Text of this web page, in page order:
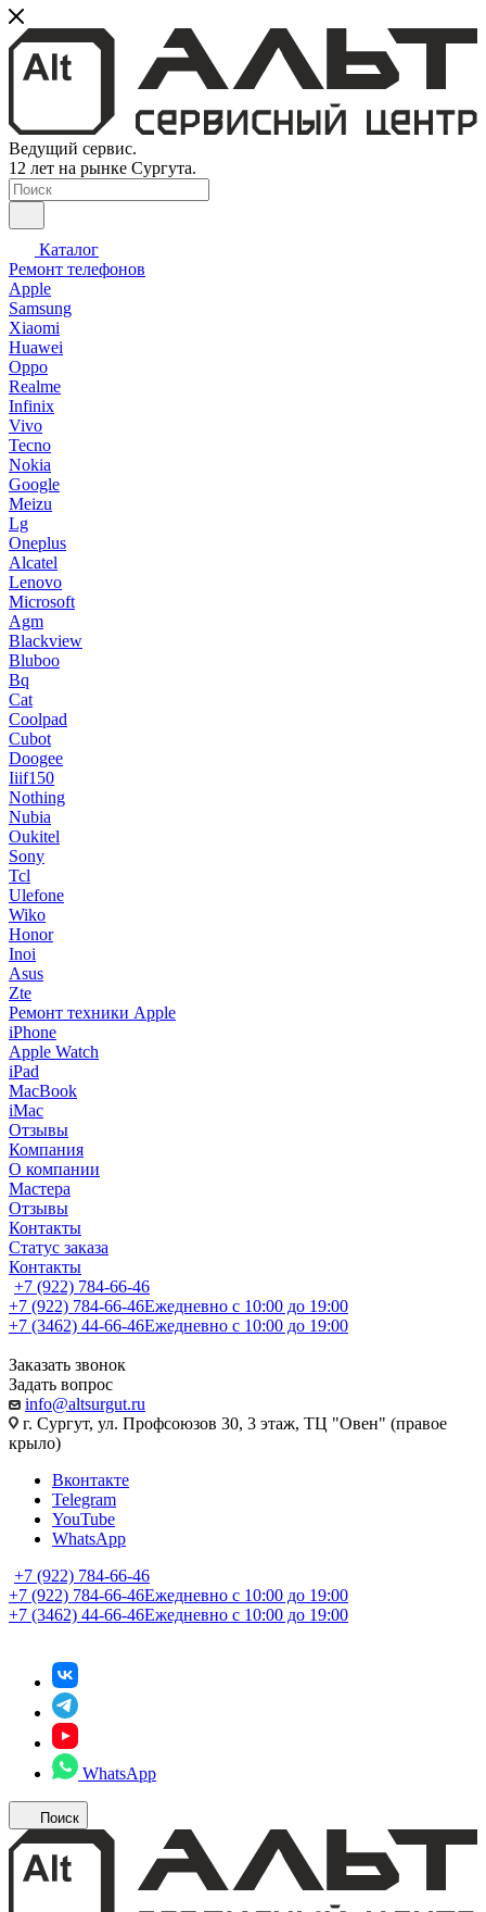
Ведущий сервис.
12 лет на рынке Сургута.
Каталог
Ремонт телефонов
Apple
Samsung
Xiaomi
Huawei
Oppo
Realme
Infinix
Vivo
Tecno
Nokia
Google
Meizu
Lg
Oneplus
Alcatel
Lenovo
Microsoft
Agm
Blackview
Bluboo
Bq
Cat
Coolpad
Cubot
Doogee
Iiif150
Nothing
Nubia
Oukitel
Sony
Tcl
Ulefone
Wiko
Honor
Inoi
Asus
Zte
Ремонт техники Apple
iPhone
Apple Watch
iPad
MacBook
iMac
Отзывы
Компания
О компании
Мастера
Отзывы
Контакты
Статус заказа
Контакты
+7 (922) 784-66-46
+7 (922) 784-66-46Ежедневно с 10:00 до 19:00
+7 (3462) 44-66-46Ежедневно с 10:00 до 19:00
Заказать звонок
Задать вопрос
info@altsurgut.ru
г. Сургут, ул. Профсоюзов 30, 3 этаж, ТЦ "Овен" (правое
крыло)
Вконтакте
Telegram
YouTube
WhatsApp
+7 (922) 784-66-46
+7 (922) 784-66-46Ежедневно с 10:00 до 19:00
+7 (3462) 44-66-46Ежедневно с 10:00 до 19:00
WhatsApp
Поиск